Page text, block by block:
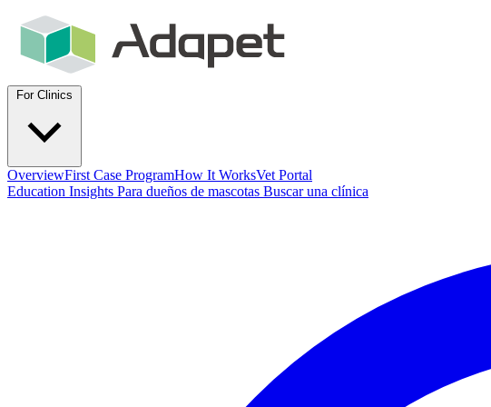
OverviewFirst Case ProgramHow It WorksVet Portal
Education Insights Para dueños de mascotas Buscar una clínica